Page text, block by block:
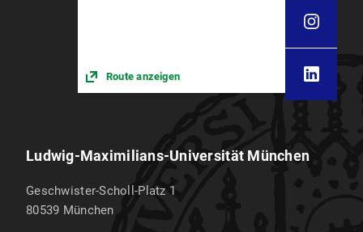
Route anzeigen
Ludwig-Maximilians-Universität München
Geschwister-Scholl-Platz 1
80539 München